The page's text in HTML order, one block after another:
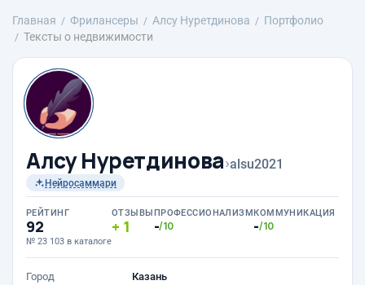
Главная Фрилансеры Алсу Нуретдинова
Портфолио
Тексты о недвижимости
Алсу Нуретдинова›alsu2021
Нейросаммари
РЕЙТИНГ
92
№ 23 103 в каталоге
ОТЗЫВЫ
1
ПРОФЕССИОНАЛИЗМ
-/10
КОММУНИКАЦИЯ
-/10
Город
Казань